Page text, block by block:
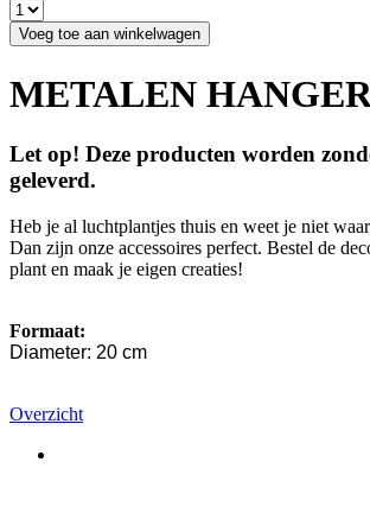
Voeg toe aan winkelwagen
METALEN
Let op! Deze producten worden
geleverd.
Heb je al luchtplantjes thuis en weet je niet
Dan zijn onze accessoires perfect. Bestel de
plant en maak je eigen creaties!
Formaat:
Diameter: 20 cm
Overzicht